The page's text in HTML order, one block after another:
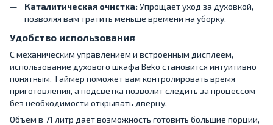
Каталитическая очистка: Упрощает уход за духовкой,
позволяя вам тратить меньше времени на уборку.
Удобство использования
С механическим управлением и встроенным дисплеем,
использование духового шкафа Beko становится интуитивно
понятным. Таймер поможет вам контролировать время
приготовления, а подсветка позволит следить за процессом
без необходимости открывать дверцу.
Объем в 71 литр дает возможность готовить большие порции,